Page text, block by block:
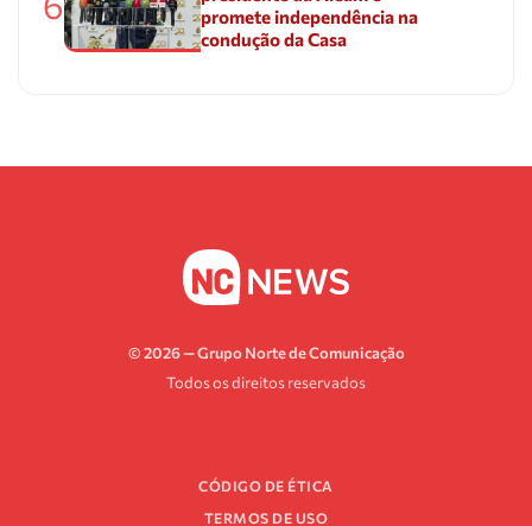
promete independência na
condução da Casa
© 2026 — Grupo Norte de Comunicação
Todos os direitos reservados
CÓDIGO DE ÉTICA
TERMOS DE USO